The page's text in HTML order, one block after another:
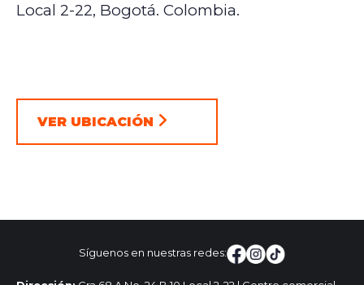
Local 2-22, Bogotá. Colombia.
VER UBICACIÓN
Síguenos en nuestras redes: